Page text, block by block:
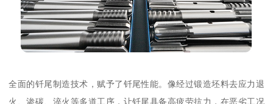
全面的钎尾制造技术，赋予了钎尾性能。像经过锻造坯料去应力退
火、渗碳、淬火等多道工序，让钎尾具备高疲劳抗力，在恶劣工况